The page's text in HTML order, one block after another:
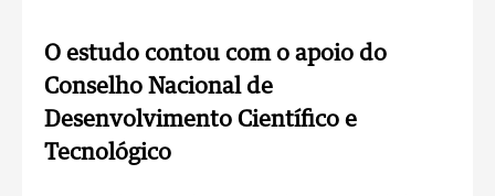
O estudo contou com o apoio do
Conselho Nacional de
Desenvolvimento Científico e
Tecnológico